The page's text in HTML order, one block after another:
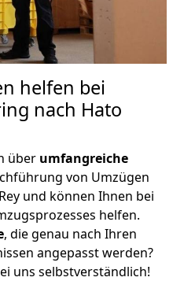
helfen bei
nach Hato
über umfangreiche
von Umzügen
und können Ihnen bei
helfen.
, die genau nach Ihren
angepasst werden?
uns selbstverständlich!